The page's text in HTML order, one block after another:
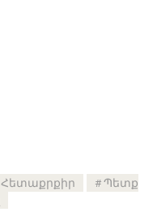
Հետաքրքիր
Պետք